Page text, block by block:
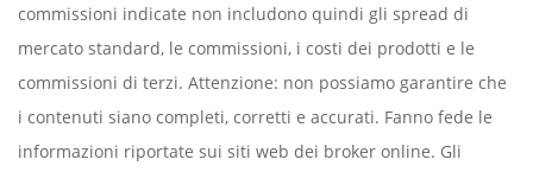
commissioni indicate non includono quindi gli spread di
mercato standard, le commissioni, i costi dei prodotti e le
commissioni di terzi. Attenzione: non possiamo garantire che
i contenuti siano completi, corretti e accurati. Fanno fede le
informazioni riportate sui siti web dei broker online. Gli